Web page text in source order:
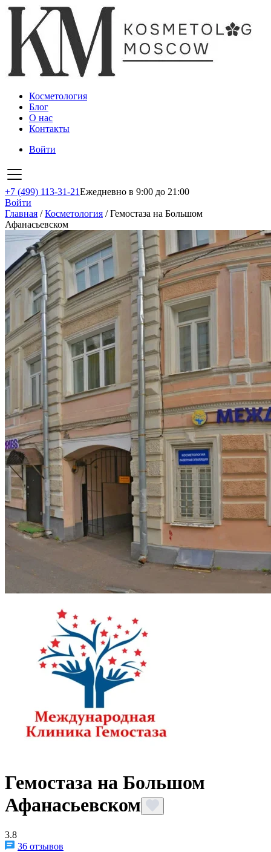
Косметология
Блог
О нас
Контакты
Войти
+7 (499) 113-31-21Ежедневно в 9:00 до 21:00
Войти
Главная /Косметология /Гемостаза на Большом
Афанасьевском
Гемостаза на Большом
Афанасьевском
3.8
36 отзывов